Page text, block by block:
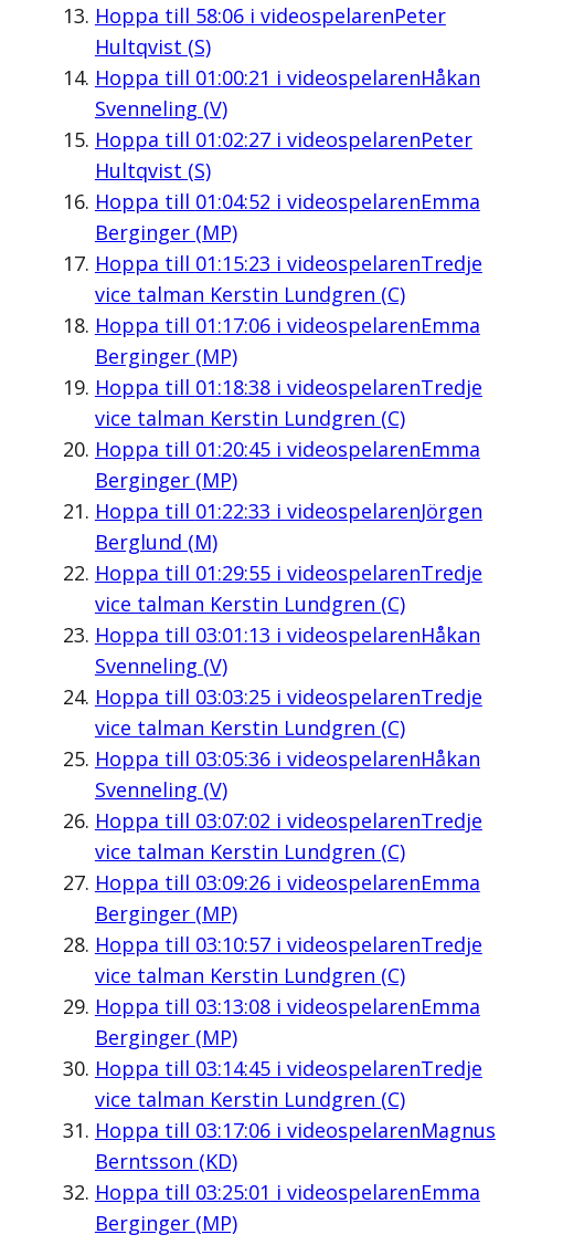
Hoppa till 58:06i videospelarenPeter
Hultqvist (S)
Hoppa till 01:00:21 i videospelarenHåkan
Svenneling (V)
Hoppa till 01:02:27i videospelarenPeter
Hultqvist (S)
Hoppa till 01:04:52 i videospelarenEmma
Berginger (MP)
Hoppa till 01:15:23 i videospelarenTredje
vice talman Kerstin Lundgren (C)
Hoppa till 01:17:06i videospelarenEmma
Berginger (MP)
Hoppa till 01:18:38i videospelarenTredje
vice talman Kerstin Lundgren (C)
Hoppa till 01:20:45i videospelarenEmma
Berginger (MP)
Hoppa till 01:22:33 i videospelarenJörgen
Berglund (M)
Hoppa till 01:29:55i videospelarenTredje
vice talman Kerstin Lundgren (C)
Hoppa till 03:01:13 i videospelarenHåkan
Svenneling (V)
Hoppa till 03:03:25i videospelarenTredje
vice talman Kerstin Lundgren (C)
Hoppa till 03:05:36i videospelarenHåkan
Svenneling (V)
Hoppa till 03:07:02 i videospelarenTredje
vice talman Kerstin Lundgren (C)
Hoppa till 03:09:26i videospelarenEmma
Berginger (MP)
Hoppa till 03:10:57i videospelarenTredje
vice talman Kerstin Lundgren (C)
Hoppa till 03:13:08i videospelarenEmma
Berginger (MP)
Hoppa till 03:14:45i videospelarenTredje
vice talman Kerstin Lundgren (C)
Hoppa till 03:17:06i videospelarenMagnus
Berntsson (KD)
Hoppa till 03:25:01 i videospelarenEmma
Berginger (MP)